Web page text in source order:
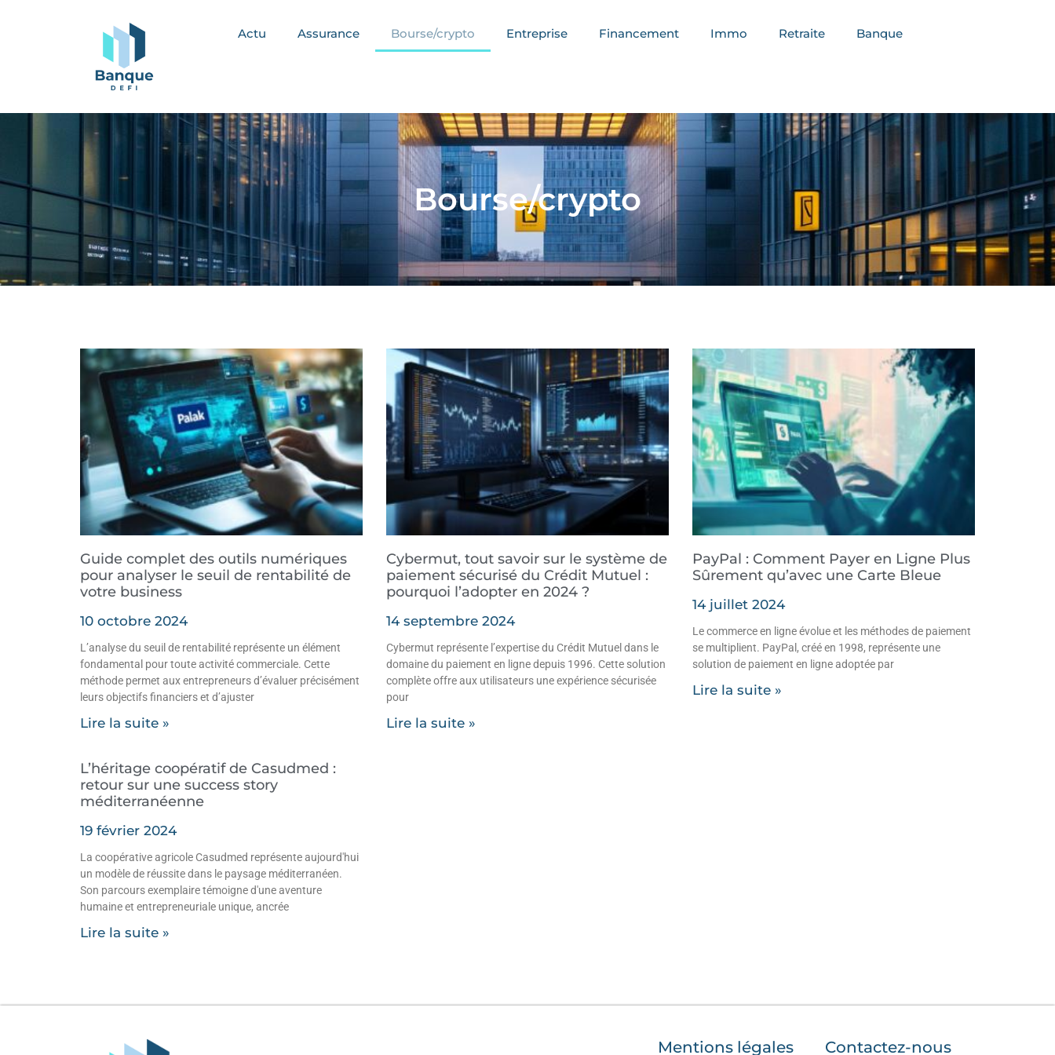
Actu Assurance Bourse/crypto Entreprise Financement Immo Retraite Banque
Bourse/crypto
Guide complet des outils numériques
pour analyser le seuil de rentabilité de
votre business
10 octobre 2024
L’analyse du seuil de rentabilité représente un élément
fondamental pour toute activité commerciale. Cette
méthode permet aux entrepreneurs d’évaluer précisément
leurs objectifs financiers et d’ajuster
Lire la suite »
Cybermut, tout savoir sur le système de
paiement sécurisé du Crédit Mutuel :
pourquoi l’adopter en 2024 ?
14 septembre 2024
Cybermut représente l’expertise du Crédit Mutuel dans le
domaine du paiement en ligne depuis 1996. Cette solution
complète offre aux utilisateurs une expérience sécurisée
pour
Lire la suite »
PayPal : Comment Payer en Ligne Plus
Sûrement qu’avec une Carte Bleue
14 juillet 2024
Le commerce en ligne évolue et les méthodes de paiement
se multiplient. PayPal, créé en 1998, représente une
solution de paiement en ligne adoptée par
Lire la suite »
L’héritage coopératif de Casudmed :
retour sur une success story
méditerranéenne
19 février 2024
La coopérative agricole Casudmed représente aujourd'hui
un modèle de réussite dans le paysage méditerranéen.
Son parcours exemplaire témoigne d'une aventure
humaine et entrepreneuriale unique, ancrée
Lire la suite »
Mentions légales Contactez-nous